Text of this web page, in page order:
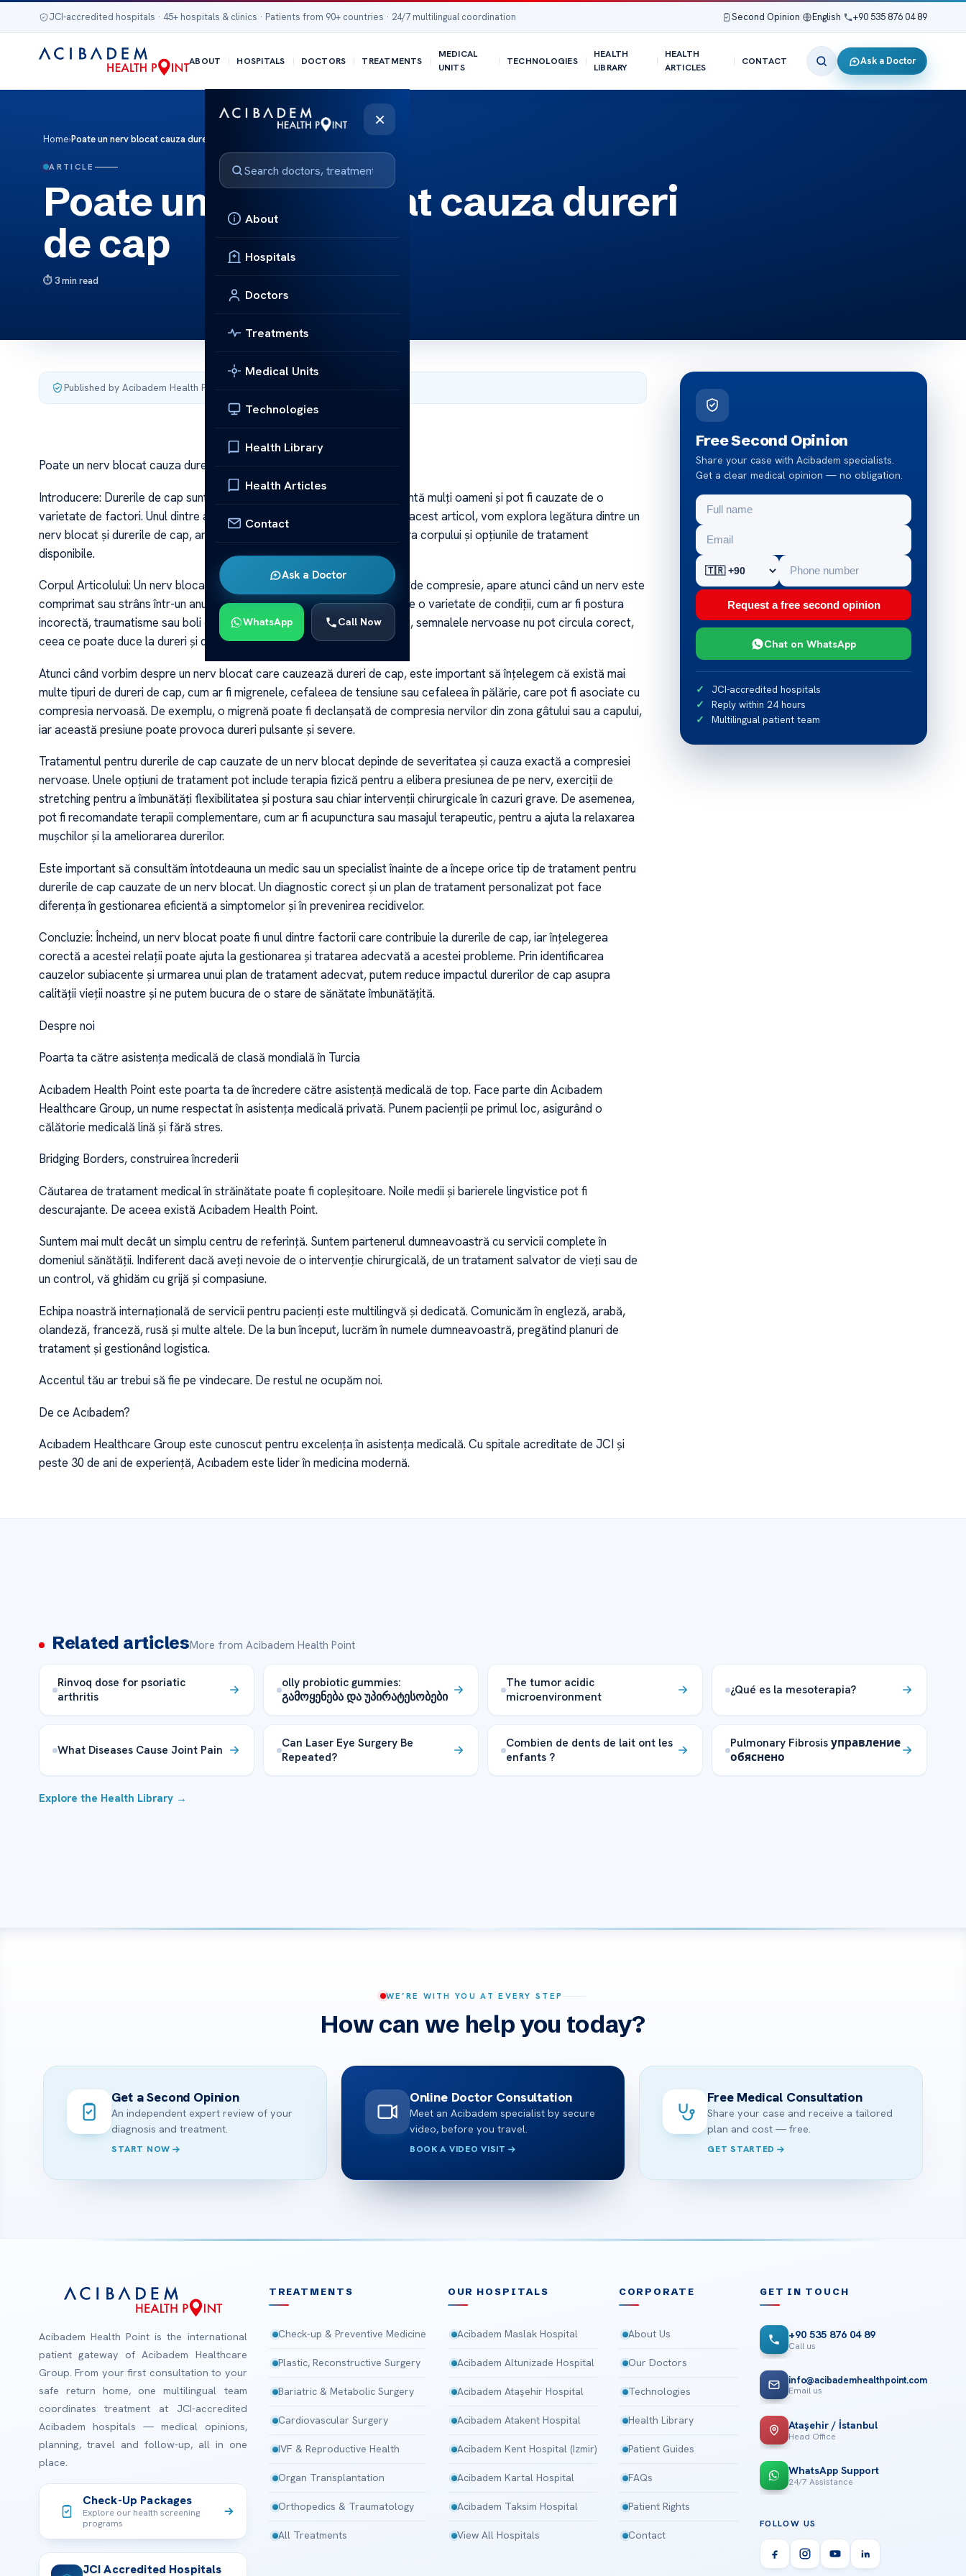
JCI-accredited hospitals · 45+ hospitals & clinics · Patients from 90+ countries · 24/7 multilingual coordination Second Opinion English +90 535 876 04 89
ABOUT HOSPITALS DOCTORS TREATMENTS
MEDICAL
UNITS
TECHNOLOGIES
HEALTH
LIBRARY
HEALTH
ARTICLES
CONTACT Ask a Doctor
×
About
Hospitals
Doctors
Treatments
Medical Units
Technologies
Health Library
Health Articles
Contact
Ask a Doctor
WhatsApp Call Now
Home›Poate un nerv blocat cauza dureri de cap
ARTICLE
Poate un nerv blocat cauza dureri
de cap
3 min read
Published by Acibadem Health Point
Poate un nerv blocat cauza dureri de cap
Introducere: Durerile de cap sunt o problemă comună cu care se confruntă mulți oameni și pot fi cauzate de o
varietate de factori. Unul dintre acești factori poate fi un nerv blocat. În acest articol, vom explora legătura dintre un
nerv blocat și durerile de cap, analizând cauzele posibile, efectele asupra corpului și opțiunile de tratament
disponibile.
Corpul Articolului: Un nerv blocat, cunoscut și sub numele de neuropatie de compresie, apare atunci când un nerv este
comprimat sau strâns într-un anumit punct. Acest lucru poate fi cauzat de o varietate de condiții, cum ar fi postura
incorectă, traumatisme sau boli cronice. Atunci când un nerv este blocat, semnalele nervoase nu pot circula corect,
ceea ce poate duce la dureri și disconfort în zona respectivă a corpului.
Atunci când vorbim despre un nerv blocat care cauzează dureri de cap, este important să înțelegem că există mai
multe tipuri de dureri de cap, cum ar fi migrenele, cefaleea de tensiune sau cefaleea în pălărie, care pot fi asociate cu
compresia nervoasă. De exemplu, o migrenă poate fi declanșată de compresia nervilor din zona gâtului sau a capului,
iar această presiune poate provoca dureri pulsante și severe.
Tratamentul pentru durerile de cap cauzate de un nerv blocat depinde de severitatea și cauza exactă a compresiei
nervoase. Unele opțiuni de tratament pot include terapia fizică pentru a elibera presiunea de pe nerv, exerciții de
stretching pentru a îmbunătăți flexibilitatea și postura sau chiar intervenții chirurgicale în cazuri grave. De asemenea,
pot fi recomandate terapii complementare, cum ar fi acupunctura sau masajul terapeutic, pentru a ajuta la relaxarea
mușchilor și la ameliorarea durerilor.
Este important să consultăm întotdeauna un medic sau un specialist înainte de a începe orice tip de tratament pentru
durerile de cap cauzate de un nerv blocat. Un diagnostic corect și un plan de tratament personalizat pot face
diferența în gestionarea eficientă a simptomelor și în prevenirea recidivelor.
Concluzie: Încheind, un nerv blocat poate fi unul dintre factorii care contribuie la durerile de cap, iar înțelegerea
corectă a acestei relații poate ajuta la gestionarea și tratarea adecvată a acestei probleme. Prin identificarea
cauzelor subiacente și urmarea unui plan de tratament adecvat, putem reduce impactul durerilor de cap asupra
calității vieții noastre și ne putem bucura de o stare de sănătate îmbunătățită.
Despre noi
Poarta ta către asistența medicală de clasă mondială în Turcia
Acıbadem Health Point este poarta ta de încredere către asistență medicală de top. Face parte din Acıbadem
Healthcare Group, un nume respectat în asistența medicală privată. Punem pacienții pe primul loc, asigurând o
călătorie medicală lină și fără stres.
Bridging Borders, construirea încrederii
Căutarea de tratament medical în străinătate poate fi copleșitoare. Noile medii și barierele lingvistice pot fi
descurajante. De aceea există Acıbadem Health Point.
Suntem mai mult decât un simplu centru de referință. Suntem partenerul dumneavoastră cu servicii complete în
domeniul sănătății. Indiferent dacă aveți nevoie de o intervenție chirurgicală, de un tratament salvator de vieți sau de
un control, vă ghidăm cu grijă și compasiune.
Echipa noastră internațională de servicii pentru pacienți este multilingvă și dedicată. Comunicăm în engleză, arabă,
olandeză, franceză, rusă și multe altele. De la bun început, lucrăm în numele dumneavoastră, pregătind planuri de
tratament și gestionând logistica.
Accentul tău ar trebui să fie pe vindecare. De restul ne ocupăm noi.
De ce Acıbadem?
Acıbadem Healthcare Group este cunoscut pentru excelența în asistența medicală. Cu spitale acreditate de JCI și
peste 30 de ani de experiență, Acıbadem este lider în medicina modernă.
Free Second Opinion
Share your case with Acibadem specialists.
Get a clear medical opinion — no obligation.
Request a free second opinion
Chat on WhatsApp
JCI-accredited hospitals
Reply within 24 hours
Multilingual patient team
Related articlesMore from Acibadem Health Point
Rinvoq dose for psoriatic
arthritis
olly probiotic gummies:
გამოყენება და უპირატესობები
The tumor acidic
microenvironment
¿Qué es la mesoterapia?
What Diseases Cause Joint Pain
Can Laser Eye Surgery Be
Repeated?
Combien de dents de lait ont les
enfants ?
Pulmonary Fibrosis управление
обяснено
Explore the Health Library →
WE’RE WITH YOU AT EVERY STEP
How can we help you today?
Get a Second Opinion
An independent expert review of your
diagnosis and treatment.
START NOW
Online Doctor Consultation
Meet an Acibadem specialist by secure
video, before you travel.
BOOK A VIDEO VISIT
Free Medical Consultation
Share your case and receive a tailored
plan and cost — free.
GET STARTED
Acibadem Health Point is the international
patient gateway of Acibadem Healthcare
Group. From your first consultation to your
safe return home, one multilingual team
coordinates treatment at JCI-accredited
Acibadem hospitals — medical opinions,
planning, travel and follow-up, all in one
place.
Check-Up Packages
Explore our health screening
programs
JCI Accredited Hospitals
TREATMENTS
Check-up & Preventive Medicine
Plastic, Reconstructive Surgery
Bariatric & Metabolic Surgery
Cardiovascular Surgery
IVF & Reproductive Health
Organ Transplantation
Orthopedics & Traumatology
All Treatments
OUR HOSPITALS
Acibadem Maslak Hospital
Acibadem Altunizade Hospital
Acibadem Ataşehir Hospital
Acibadem Atakent Hospital
Acibadem Kent Hospital (Izmir)
Acibadem Kartal Hospital
Acibadem Taksim Hospital
View All Hospitals
CORPORATE
About Us
Our Doctors
Technologies
Health Library
Patient Guides
FAQs
Patient Rights
Contact
GET IN TOUCH
+90 535 876 04 89
Call us
info@acibademhealthpoint.com
Email us
Ataşehir / İstanbul
Head Office
WhatsApp Support
24/7 Assistance
FOLLOW US